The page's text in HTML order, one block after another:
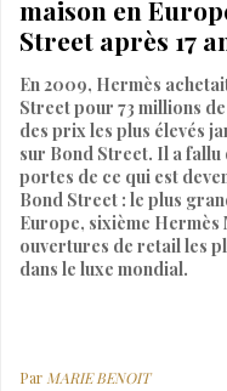
maison en
Street après 17
En 2009, Hermès
Street pour 73 millions
des prix les plus élevés
sur Bond Street. Il a
portes de ce qui est
Bond Street : le plus
Europe, sixième Hermès
ouvertures de retail les
dans le luxe mondial.
Par MARIE BENOIT